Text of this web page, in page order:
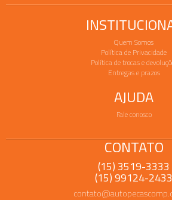
Quem Somos
Política de Privacidade
Política de trocas e
Entregas e prazos
AJUDA
Fale conosco
CONTATO
(15) 3519-3333
(15) 99124-2433